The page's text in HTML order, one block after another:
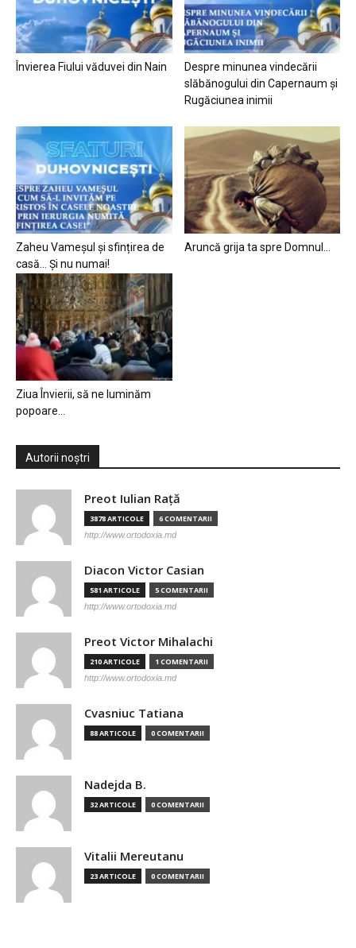
Învierea Fiului văduvei din Nain
Despre minunea vindecării
slăbănogului din Capernaum și
Rugăciunea inimii
Zaheu Vameșul și sfințirea de
casă… Și nu numai!
Aruncă grija ta spre Domnul…
Ziua Învierii, să ne luminăm
popoare…
Autorii noștri
Preot Iulian Raţă
3878 ARTICOLE 6 COMENTARII
http://www.ortodoxia.md
Diacon Victor Casian
581 ARTICOLE 5 COMENTARII
http://www.ortodoxia.md
Preot Victor Mihalachi
210 ARTICOLE 1 COMENTARII
http://www.ortodoxia.md
Cvasniuc Tatiana
88 ARTICOLE 0 COMENTARII
Nadejda B.
32 ARTICOLE 0 COMENTARII
Vitalii Mereutanu
23 ARTICOLE 0 COMENTARII